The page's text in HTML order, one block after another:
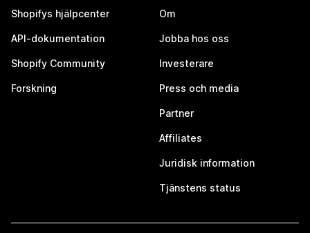
Shopifys hjälpcenter
API-dokumentation
Shopify Community
Forskning
Om
Jobba hos oss
Investerare
Press och media
Partner
Affiliates
Juridisk information
Tjänstens status